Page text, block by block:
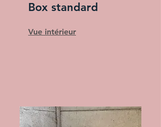
Box standard
Vue intérieur